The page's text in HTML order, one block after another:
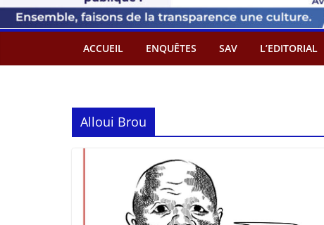
ACCUEIL ENQUÊTES SAV L’EDITORIAL
Alloui Brou